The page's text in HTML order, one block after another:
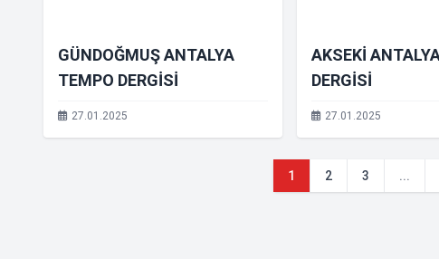
GÜNDOĞMUŞ ANTALYA
TEMPO DERGİSİ
27.01.2025
AKSEKİ
DERGİSİ
27.01.2025
1 2 3 ...